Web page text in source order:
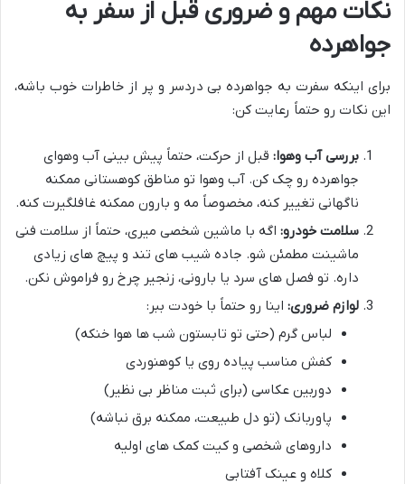
نکات مهم و ضروری قبل از سفر به
جواهرده
برای اینکه سفرت به جواهرده بی دردسر و پر از خاطرات خوب باشه،
این نکات رو حتماً رعایت کن:
بررسی آب وهوا: قبل از حرکت، حتماً پیش بینی آب وهوای
جواهرده رو چک کن. آب وهوا تو مناطق کوهستانی ممکنه
ناگهانی تغییر کنه، مخصوصاً مه و بارون ممکنه غافلگیرت کنه.
سلامت خودرو: اگه با ماشین شخصی میری، حتماً از سلامت فنی
ماشینت مطمئن شو. جاده شیب های تند و پیچ های زیادی
داره. تو فصل های سرد یا بارونی، زنجیر چرخ رو فراموش نکن.
لوازم ضروری: اینا رو حتماً با خودت ببر:
لباس گرم (حتی تو تابستون شب ها هوا خنکه)
کفش مناسب پیاده روی یا کوهنوردی
دوربین عکاسی (برای ثبت مناظر بی نظیر)
پاوربانک (تو دل طبیعت، ممکنه برق نباشه)
داروهای شخصی و کیت کمک های اولیه
کلاه و عینک آفتابی